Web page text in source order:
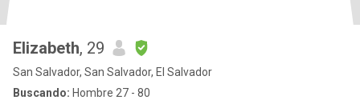
Elizabeth, 29
San Salvador, San Salvador, El Salvador
Buscando: Hombre 27 - 80